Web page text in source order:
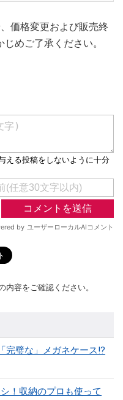
価格変更および販売終
めご了承ください。
容をご確認ください。
完璧な」メガネケース!?
！収納のプロも使って